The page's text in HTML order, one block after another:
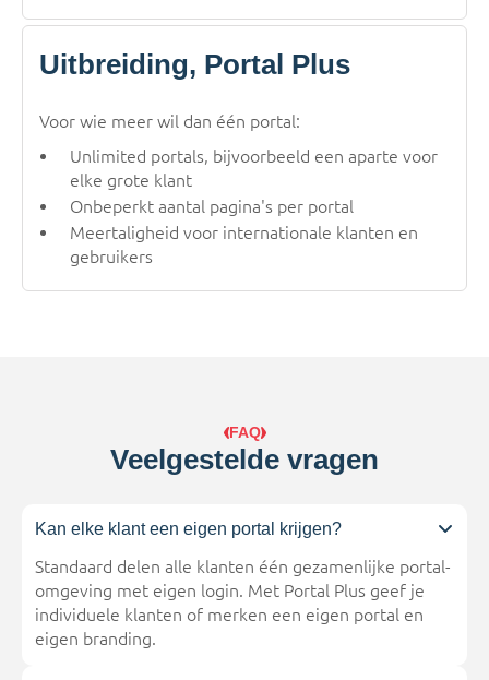
Uitbreiding, Portal Plus
Voor wie meer wil dan één portal:
Unlimited portals, bijvoorbeeld een aparte voor
elke grote klant
Onbeperkt aantal pagina's per portal
Meertaligheid voor internationale klanten en
gebruikers
FAQ
Veelgestelde vragen
Kan elke klant een eigen portal krijgen?
Standaard delen alle klanten één gezamenlijke portal-
omgeving met eigen login. Met Portal Plus geef je
individuele klanten of merken een eigen portal en
eigen branding.